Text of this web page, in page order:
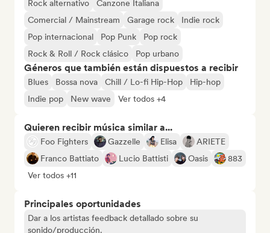
Rock alternativo
Canzone Italiana
Comercial / Mainstream
Garage rock
Indie rock
Pop internacional
Pop Punk
Pop rock
Rock & Roll / Rock clásico
Pop urbano
Géneros que también están dispuestos a recibir
Blues Bossa nova Chill / Lo-fi Hip-Hop
Hip-hop
Indie pop
New wave Ver todos +4
Quieren recibir música similar a...
Foo Fighters Gazzelle Elisa
ARIETE
Franco Battiato
Lucio Battisti Oasis
883
Ver todos +11
Principales oportunidades
Dar a los artistas feedback detallado sobre su
sonido/producción.